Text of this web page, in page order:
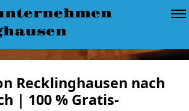
Recklinghausen nach
| 100 % Gratis-